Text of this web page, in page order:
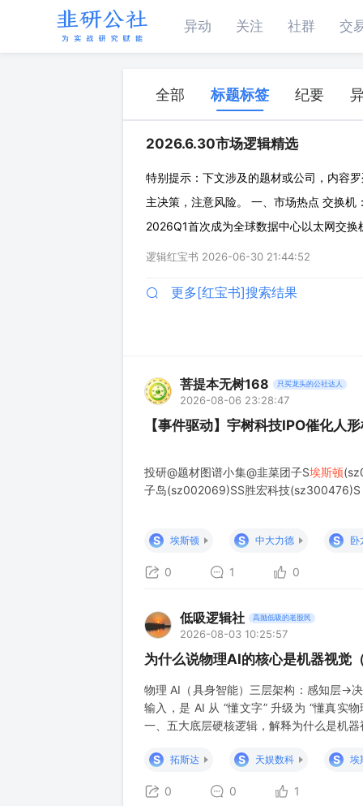
异动 关注 社群 交
全部 标题标签 纪要
2026.6.30市场逻辑精选
特别提示：下文涉及的题材或公司，内容
主决策，注意风险。 一、市场热点 交换
2026Q1首次成为全球数据中心以太网交
一。 ◇原因：源自NV将Spectrum交换机
逻辑红宝书 2026-06-30 21:44:52
更多[红宝书]搜索结果
菩提本无树168 只买龙头的公社达人
2026-08-06 23:28:47
【事件驱动】宇树科技IPO催化人
投研@题材图谱小集@韭菜团子S埃斯顿
子岛(sz002069)SS胜宏科技(sz300476)S
S 埃斯顿 S 中大力德 S 卧
0 1 0
低吸逻辑社 高抛低吸的老股民
2026-08-03 10:25:57
为什么说物理AI的核心是机器视觉
物理 AI（具身智能）三层架构：感知层→
输入，是 AI 从 “懂文字” 升级为 “懂真实
一、五大底层硬核逻辑，解释为什么是机
触后才知道，属于
S 拓斯达 S 天娱数科 S 埃
0 0 1